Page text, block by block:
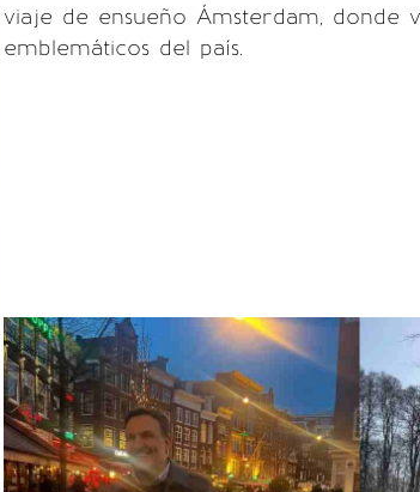
viaje de ensueño Ámsterdam, donde
emblemáticos del país.